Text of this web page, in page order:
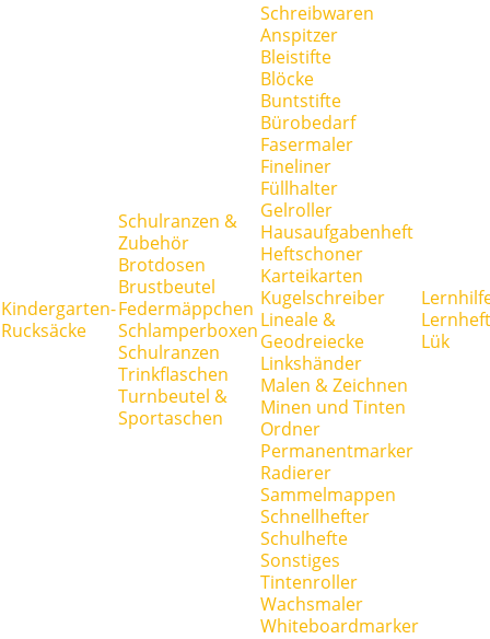
Kindergarten-
Rucksäcke
Schulranzen &
Zubehör
Brotdosen
Brustbeutel
Federmäppchen
Schlamperboxen
Schulranzen
Trinkflaschen
Turnbeutel &
Sportaschen
Schreibwaren
Anspitzer
Bleistifte
Blöcke
Buntstifte
Bürobedarf
Fasermaler
Fineliner
Füllhalter
Gelroller
Hausaufgabenheft
Heftschoner
Karteikarten
Kugelschreiber
Lineale &
Geodreiecke
Linkshänder
Malen & Zeichnen
Minen und Tinten
Ordner
Permanentmarker
Radierer
Sammelmappen
Schnellhefter
Schulhefte
Sonstiges
Tintenroller
Wachsmaler
Whiteboardmarker
Lük